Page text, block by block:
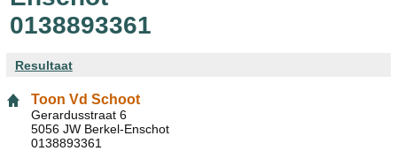
0138893361
Resultaat
Toon Vd Schoot
Gerardusstraat 6
5056 JW Berkel-Enschot
0138893361